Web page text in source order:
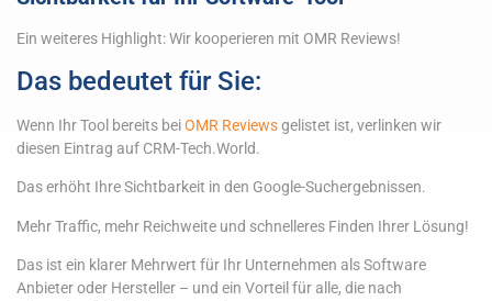
Ein weiteres Highlight: Wir kooperieren mit OMR Reviews!
Das bedeutet für Sie:
Wenn Ihr Tool bereits beiOMR Reviewsgelistet ist, verlinken wir
diesen Eintrag auf CRM-Tech.World.
Das erhöht Ihre Sichtbarkeit in den Google-Suchergebnissen.
Mehr Traffic, mehr Reichweite und schnelleres Finden Ihrer Lösung!
Das ist ein klarer Mehrwert für Ihr Unternehmen als Software
Anbieter oder Hersteller – und ein Vorteil für alle, die nach